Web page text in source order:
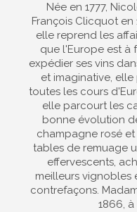
Née en 1777,
François Clicquot en
elle reprend les
que l'Europe est à
expédier ses vins
et imaginative,
toutes les cours
elle parcourt les
bonne évolution
champagne rosé
tables de remuage
effervescents,
meilleurs vignobles
contrefaçons.
1866,